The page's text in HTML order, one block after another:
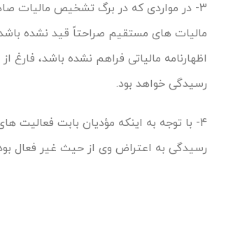
3- در مواردی که در برگ تشخیص مالیات صادره، نحوه تعیین مالیات از طریق تولید اظهارنامه برآوردی در اجرای مقررات ماده
مالیات های مستقیم صراحتاً قید نشده
اظهارنامه مالیاتی فراهم نشده باشد، فارغ
رسیدگی خواهد بود.
4- با توجه به اینکه مؤدیان بابت فعالیت
رسیدگی به اعتراض وی از حیث غیر فعال